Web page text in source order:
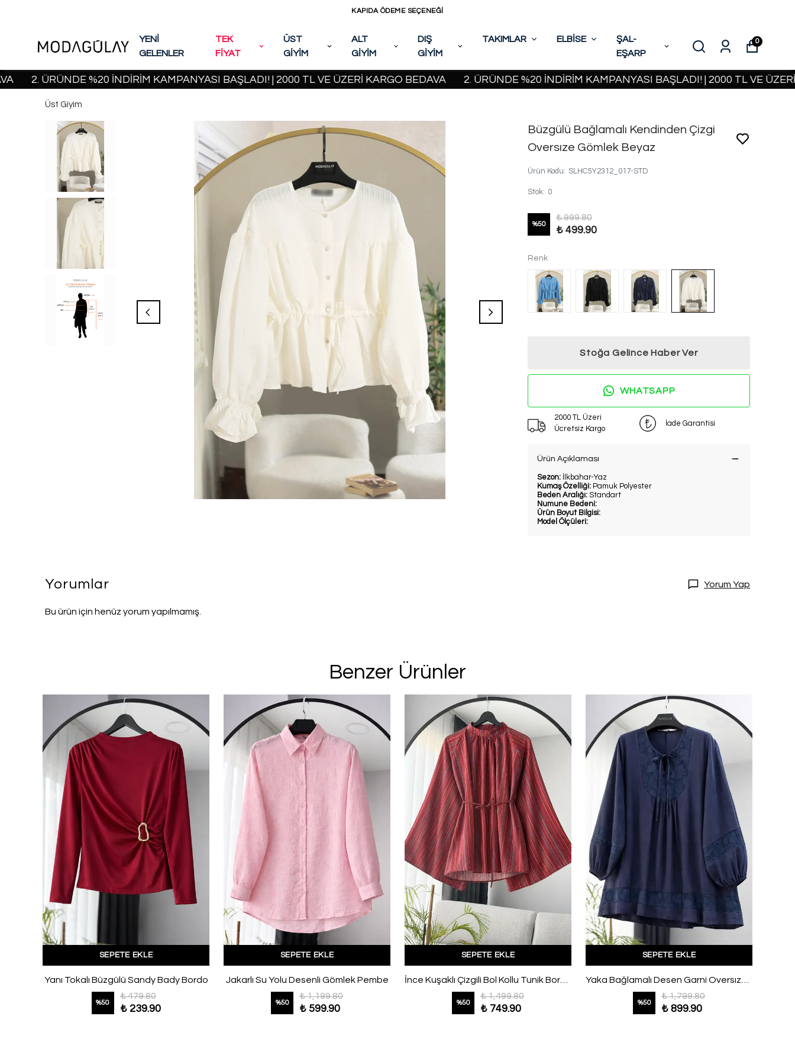
KAPIDA ÖDEME SEÇENEĞİ
YENİ
GELENLER
TEK
FİYAT
ÜST
GİYİM
ALT
GİYİM
DIŞ
GİYİM
TAKIMLAR ELBİSE
ŞAL-
EŞARP
0
2. ÜRÜNDE %20 İNDİRİM KAMPANYASI BAŞLADI! | 2000 TL VE ÜZERİ KARGO BEDAVA 2. ÜRÜNDE %20 İNDİRİM KAMPANYASI BAŞLADI! | 2000 TL VE ÜZERİ
Üst Giyim
Büzgülü Bağlamalı Kendinden Çizgi
Oversıze Gömlek Beyaz
Ürün Kodu: SLHC5Y2312_017-STD
Stok: 0
%50
₺ 999.80
₺ 499.90
Renk
Stoğa Gelince Haber Ver
WHATSAPP
2000 TL Üzeri
Ücretsiz Kargo
İade Garantisi
Ürün Açıklaması
Sezon: İlkbahar-Yaz
Kumaş Özelliği: Pamuk Polyester
Beden Aralığı: Standart
Numune Bedeni:
Ürün Boyut Bilgisi:
Model Ölçüleri:
Yorumlar Yorum Yap
Bu ürün için henüz yorum yapılmamış.
Benzer Ürünler
SEPETE EKLE
Yanı Tokalı Büzgülü Sandy Bady Bordo
%50
₺ 479.80
₺ 239.90
SEPETE EKLE
Jakarlı Su Yolu Desenli Gömlek Pembe
%50
₺ 1,199.80
₺ 599.90
SEPETE EKLE
İnce Kuşaklı Çizgili Bol Kollu Tunik Bordo
%50
₺ 1,499.80
₺ 749.90
SEPETE EKLE
Yaka Bağlamalı Desen Garni Oversıze Modal Tunik Lacivert
%50
₺ 1,799.80
₺ 899.90